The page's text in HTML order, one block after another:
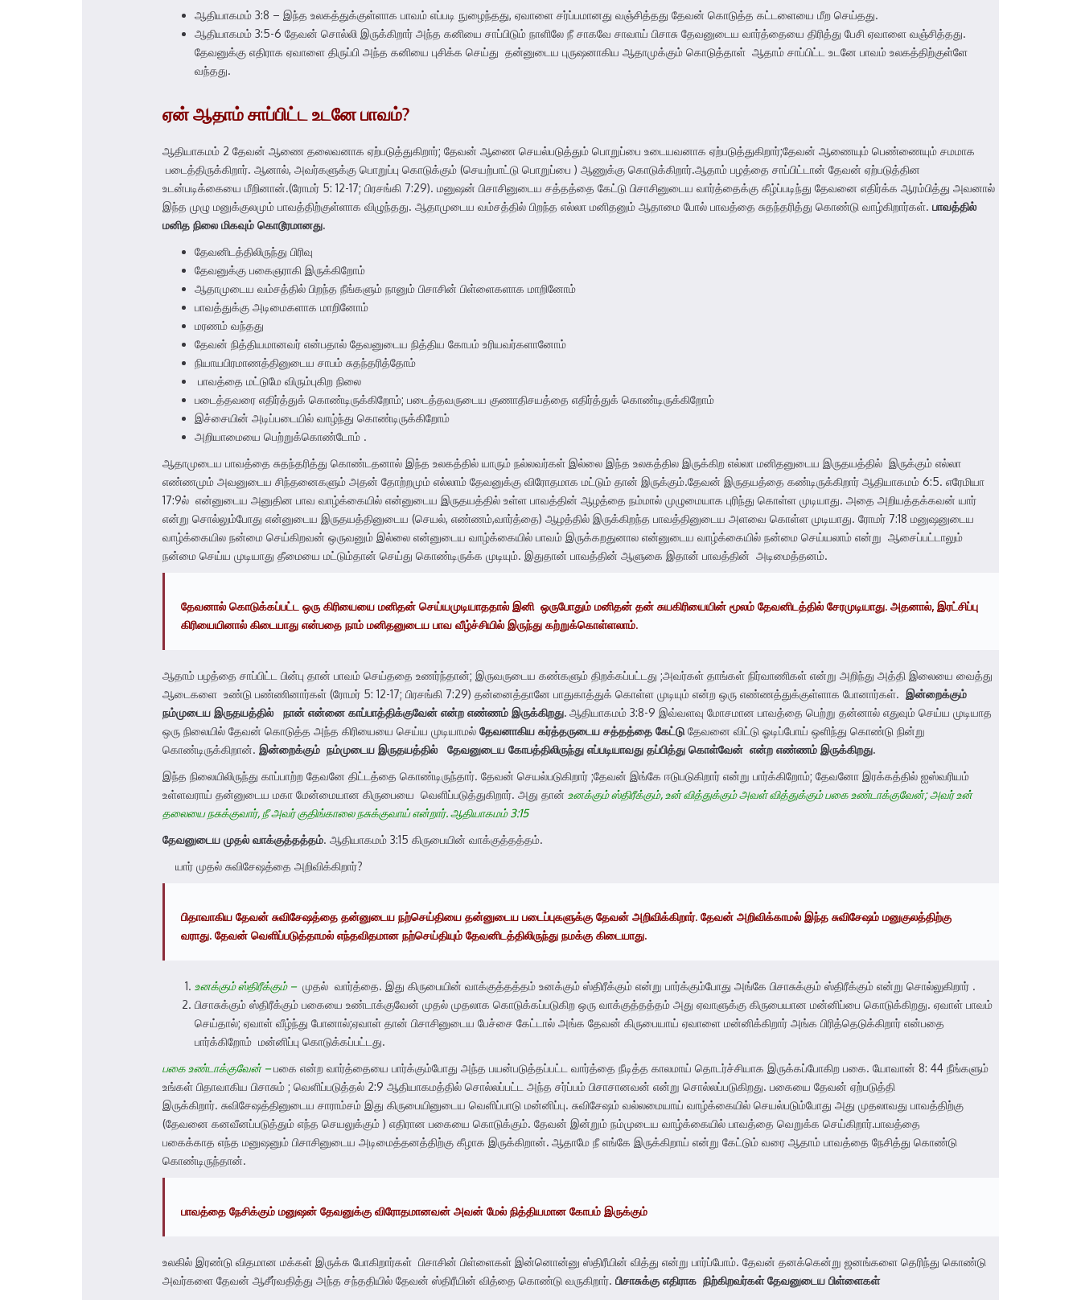
ஆதியாகமம் 3:8 – இந்த உலகத்துக்குள்ளாக பாவம் எப்படி நுழைந்தது, ஏவாளை சர்ப்பமானது வஞ்சித்தது தேவன் கொடுத்த கட்டளையை மீற செய்தது.
ஆதியாகமம் 3:5-6 தேவன் சொல்லி இருக்கிறார் அந்த கனியை சாப்பிடும் நாளிலே நீ சாகவே சாவாய் பிசாசு தேவனுடைய வார்த்தையை திரித்து பேசி ஏவாளை வஞ்சித்தது.
தேவனுக்கு எதிராக ஏவாளை திருப்பி அந்த கனியை புசிக்க செய்து தன்னுடைய புருஷனாகிய ஆதாமுக்கும் கொடுத்தாள் ஆதாம் சாப்பிட்ட உடனே பாவம் உலகத்திற்குள்ளே
வந்தது.
ஏன்ஆதாம்சாப்பிட்டஉடனேபாவம்?
ஆதியாகமம் 2 தேவன் ஆணை தலைவனாக ஏற்படுத்துகிறார்; தேவன் ஆணை செயல்படுத்தும் பொறுப்பை உடையவனாக ஏற்படுத்துகிறார்;தேவன் ஆணையும் பெண்ணையும் சமமாக
படைத்திருக்கிறார். ஆனால், அவர்களுக்கு பொறுப்பு கொடுக்கும் (செயற்பாட்டு பொறுப்பை ) ஆணுக்கு கொடுக்கிறார்.ஆதாம் பழத்தை சாப்பிட்டான் தேவன் ஏற்படுத்தின
உடன்படிக்கையை மீறினான்.(ரோமர் 5: 12-17; பிரசங்கி 7:29). மனுஷன் பிசாசினுடைய சத்தத்தை கேட்டு பிசாசினுடைய வார்த்தைக்கு கீழ்ப்படிந்து தேவனை எதிர்க்க ஆரம்பித்து அவனால்
இந்த முழு மனுக்குலமும் பாவத்திற்குள்ளாக விழுந்தது. ஆதாமுடைய வம்சத்தில் பிறந்த எல்லா மனிதனும் ஆதாமை போல் பாவத்தை சுதந்தரித்து கொண்டு வாழ்கிறார்கள். பாவத்தில்
மனித நிலை மிகவும் கொடூரமானது.
தேவனிடத்திலிருந்து பிரிவு
தேவனுக்கு பகைஞராகி இருக்கிறோம்
ஆதாமுடைய வம்சத்தில் பிறந்த நீங்களும் நானும் பிசாசின் பிள்ளைகளாக மாறினோம்
பாவத்துக்கு அடிமைகளாக மாறினோம்
மரணம் வந்தது
தேவன் நித்தியமானவர் என்பதால் தேவனுடைய நித்திய கோபம் உரியவர்களானோம்
நியாயபிரமாணத்தினுடைய சாபம் சுதந்தரித்தோம்
பாவத்தை மட்டுமே விரும்புகிற நிலை
படைத்தவரை எதிர்த்துக் கொண்டிருக்கிறோம்; படைத்தவருடைய குணாதிசயத்தை எதிர்த்துக் கொண்டிருக்கிறோம்
இச்சையின் அடிப்படையில் வாழ்ந்து கொண்டிருக்கிறோம்
அறியாமையை பெற்றுக்கொண்டோம் .
ஆதாமுடைய பாவத்தை சுதந்தரித்து கொண்டதனால் இந்த உலகத்தில் யாரும் நல்லவர்கள் இல்லை இந்த உலகத்தில இருக்கிற எல்லா மனிதனுடைய இருதயத்தில் இருக்கும் எல்லா
எண்ணமும் அவனுடைய சிந்தனைகளும் அதன் தோற்றமும் எல்லாம் தேவனுக்கு விரோதமாக மட்டும் தான் இருக்கும்.தேவன் இருதயத்தை கண்டிருக்கிறார் ஆதியாகமம் 6:5. எரேமியா
17:9ல் என்னுடைய அனுதின பாவ வாழ்க்கையில் என்னுடைய இருதயத்தில் உள்ள பாவத்தின் ஆழத்தை நம்மால் முழுமையாக புரிந்து கொள்ள முடியாது. அதை அறியத்தக்கவன் யார்
என்று சொல்லும்போது என்னுடைய இருதயத்தினுடைய (செயல், எண்ணம்,வார்த்தை) ஆழத்தில் இருக்கிறந்த பாவத்தினுடைய அளவை கொள்ள முடியாது. ரோமர் 7:18 மனுஷனுடைய
வாழ்க்கையில நன்மை செய்கிறவன் ஒருவனும் இல்லை என்னுடைய வாழ்க்கையில் பாவம் இருக்கறதுனால என்னுடைய வாழ்க்கையில் நன்மை செய்யலாம் என்று ஆசைப்பட்டாலும்
நன்மை செய்ய முடியாது தீமையை மட்டும்தான் செய்து கொண்டிருக்க முடியும். இதுதான் பாவத்தின் ஆளுகை இதான் பாவத்தின் அடிமைத்தனம்.
தேவனால்கொடுக்கப்பட்ட ஒரு கிரியையை மனிதன் செய்யமுடியாததால்இனி ஒருபோதும் மனிதன் தன் சுயகிரியையின் மூலம் தேவனிடத்தில்சேரமுடியாது. அதனால், இரட்சிப்பு
கிரியையினால்கிடையாது என்பதை நாம் மனிதனுடைய பாவ வீழ்ச்சியில் இருந்து கற்றுக்கொள்ளலாம்.
ஆதாம் பழத்தை சாப்பிட்ட பின்பு தான் பாவம் செய்ததை உணர்ந்தான்; இருவருடைய கண்களும் திறக்கப்பட்டது ;அவர்கள் தாங்கள் நிர்வாணிகள் என்று அறிந்து அத்தி இலையை வைத்து
ஆடைகளை உண்டு பண்ணினார்கள் (ரோமர் 5: 12-17; பிரசங்கி 7:29) தன்னைத்தானே பாதுகாத்துக் கொள்ள முடியும் என்ற ஒரு எண்ணத்துக்குள்ளாக போனார்கள். இன்றைக்கும்
நம்முடைய இருதயத்தில் நான் என்னை காப்பாத்திக்குவேன் என்ற எண்ணம் இருக்கிறது. ஆதியாகமம் 3:8-9 இவ்வளவு மோசமான பாவத்தை பெற்று தன்னால் எதுவும் செய்ய முடியாத
ஒரு நிலையில் தேவன் கொடுத்த அந்த கிரியையை செய்ய முடியாமல் தேவனாகிய கர்த்தருடைய சத்தத்தை கேட்டுதேவனை விட்டு ஓடிப்போய் ஒளிந்து கொண்டு நின்று
கொண்டிருக்கிறான். இன்றைக்கும் நம்முடைய இருதயத்தில் தேவனுடைய கோபத்திலிருந்து எப்படியாவது தப்பித்து கொள்வேன் என்ற எண்ணம் இருக்கிறது.
இந்த நிலையிலிருந்து காப்பாற்ற தேவனே திட்டத்தை கொண்டிருந்தார். தேவன் செயல்படுகிறார் ;தேவன் இங்கே ஈடுபடுகிறார் என்று பார்க்கிறோம்; தேவனோ இரக்கத்தில் ஐஸ்வரியம்
உள்ளவராய் தன்னுடைய மகா மேன்மையான கிருபையை வெளிப்படுத்துகிறார். அது தான் உனக்கும் ஸ்திரீக்கும், உன் வித்துக்கும் அவள் வித்துக்கும் பகை உண்டாக்குவேன்; அவர் உன்
தலையை நசுக்குவார், நீ அவர் குதிங்காலை நசுக்குவாய் என்றார். ஆதியாகமம் 3:15
தேவனுடைய முதல் வாக்குத்தத்தம். ஆதியாகமம் 3:15 கிருபையின் வாக்குத்தத்தம்.
யார் முதல் சுவிசேஷத்தை அறிவிக்கிறார்?
பிதாவாகிய தேவன் சுவிசேஷத்தை தன்னுடைய நற்செய்தியை தன்னுடைய படைப்புகளுக்கு தேவன் அறிவிக்கிறார். தேவன் அறிவிக்காமல் இந்த சுவிசேஷம் மனுகுலத்திற்கு
வராது. தேவன் வெளிப்படுத்தாமல் எந்தவிதமான நற்செய்தியும் தேவனிடத்திலிருந்து நமக்கு கிடையாது.
உனக்கும் ஸ்திரீக்கும் – முதல் வார்த்தை. இது கிருபையின் வாக்குத்தத்தம் உனக்கும் ஸ்திரீக்கும் என்று பார்க்கும்போது அங்கே பிசாசுக்கும் ஸ்திரீக்கும் என்று சொல்லுகிறார் .
பிசாசுக்கும் ஸ்திரீக்கும் பகையை உண்டாக்குவேன் முதல் முதலாக கொடுக்கப்படுகிற ஒரு வாக்குத்தத்தம் அது ஏவாளுக்கு கிருபையான மன்னிப்பை கொடுக்கிறது. ஏவாள் பாவம்
செய்தால்; ஏவாள் வீழ்ந்து போனால்;ஏவாள் தான் பிசாசினுடைய பேச்சை கேட்டால் அங்க தேவன் கிருபையாய் ஏவாளை மன்னிக்கிறார் அங்க பிரித்தெடுக்கிறார் என்பதை
பார்க்கிறோம் மன்னிப்பு கொடுக்கப்பட்டது.
பகை உண்டாக்குவேன் –பகை என்ற வார்த்தையை பார்க்கும்போது அந்த பயன்படுத்தப்பட்ட வார்த்தை நீடித்த காலமாய் தொடர்ச்சியாக இருக்கப்போகிற பகை. யோவான் 8: 44 நீங்களும்
உங்கள் பிதாவாகிய பிசாசும் ; வெளிப்படுத்தல் 2:9 ஆதியாகமத்தில் சொல்லப்பட்ட அந்த சர்ப்பம் பிசாசானவன் என்று சொல்லப்படுகிறது. பகையை தேவன் ஏற்படுத்தி
இருக்கிறார். சுவிசேஷத்தினுடைய சாராம்சம் இது கிருபையினுடைய வெளிப்பாடு மன்னிப்பு. சுவிசேஷம் வல்லமையாய் வாழ்க்கையில் செயல்படும்போது அது முதலாவது பாவத்திற்கு
(தேவனை கனவீனப்படுத்தும் எந்த செயலுக்கும் ) எதிரான பகையை கொடுக்கும். தேவன் இன்றும் நம்முடைய வாழ்க்கையில் பாவத்தை வெறுக்க செய்கிறார்.பாவத்தை
பகைக்காத எந்த மனுஷனும் பிசாசினுடைய அடிமைத்தனத்திற்கு கீழாக இருக்கிறான். ஆதாமே நீ எங்கே இருக்கிறாய் என்று கேட்டும் வரை ஆதாம் பாவத்தை நேசித்து கொண்டு
கொண்டிருந்தான்.
பாவத்தை நேசிக்கும் மனுஷன் தேவனுக்கு விரோதமானவன் அவன் மேல்நித்தியமான கோபம் இருக்கும்
உலகில் இரண்டு விதமான மக்கள் இருக்க போகிறார்கள் பிசாசின் பிள்ளைகள் இன்னொன்னு ஸ்திரீயின் வித்து என்று பார்ப்போம். தேவன் தனக்கென்று ஜனங்களை தெரிந்து கொண்டு
அவர்களை தேவன் ஆசீர்வதித்து அந்த சந்ததியில் தேவன் ஸ்திரீயின் வித்தை கொண்டு வருகிறார். பிசாசுக்கு எதிராக நிற்கிறவர்கள் தேவனுடைய பிள்ளைகள்